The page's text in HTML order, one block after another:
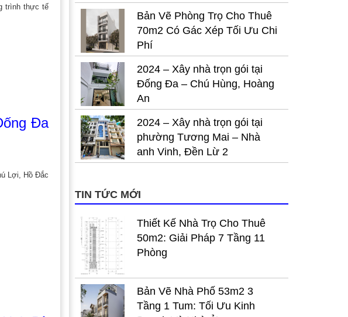
trình thực tế
Đa
Lợi, Hồ Đắc
Bản Vẽ Phòng Trọ Cho Thuê
70m2 Có Gác Xép Tối Ưu Chi
Phí
2024 – Xây nhà trọn gói tại
Đống Đa – Chú Hùng, Hoàng
An
2024 – Xây nhà trọn gói tại
phường Tương Mai – Nhà
anh Vinh, Đền Lừ 2
TIN TỨC MỚI
Thiết Kế Nhà Trọ Cho Thuê
50m2: Giải Pháp 7 Tầng 11
Phòng
Bản Vẽ Nhà Phố 53m2 3
Tầng 1 Tum: Tối Ưu Kinh